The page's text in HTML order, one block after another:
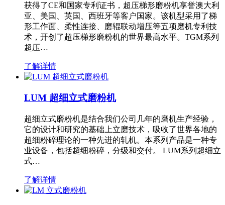
获得了CE和国家专利证书，超压梯形磨粉机享誉澳大利
亚、美国、英国、西班牙等客户国家。该机型采用了梯
形工作面、柔性连接、磨辊联动增压等五项磨机专利技
术，开创了超压梯形磨粉机的世界最高水平。TGM系列
超压…
了解详情
LUM 超细立式磨粉机
超细立式磨粉机是结合我们公司几年的磨机生产经验，
它的设计和研究的基础上立磨技术，吸收了世界各地的
超细粉碎理论的一种先进的轧机。本系列产品是一种专
业设备，包括超细粉碎，分级和交付。 LUM系列超细立
式…
了解详情